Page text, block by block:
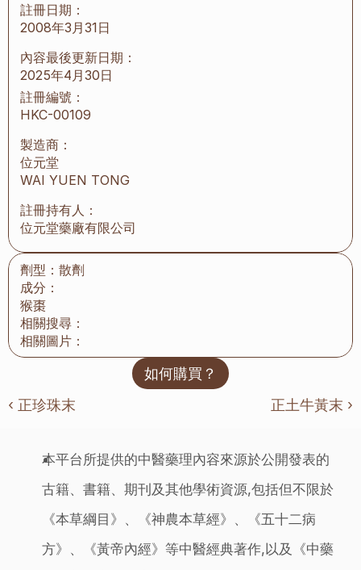
註冊日期：
2008年3月31日
內容最後更新日期：
2025年4月30日
註冊編號：
HKC-00109
製造商：
位元堂
WAI YUEN TONG
註冊持有人：
位元堂藥廠有限公司
劑型： 散劑
成分：
猴棗
相關搜尋：
相關圖片：
如何購買？
‹ 正珍珠末
正土牛黃末 ›
本平台所提供的中醫藥理內容來源於公開發表的
古籍、書籍、期刊及其他學術資源,包括但不限於
《本草綱目》、《神農本草經》、《五十二病
方》、《黃帝內經》等中醫經典著作,以及《中藥